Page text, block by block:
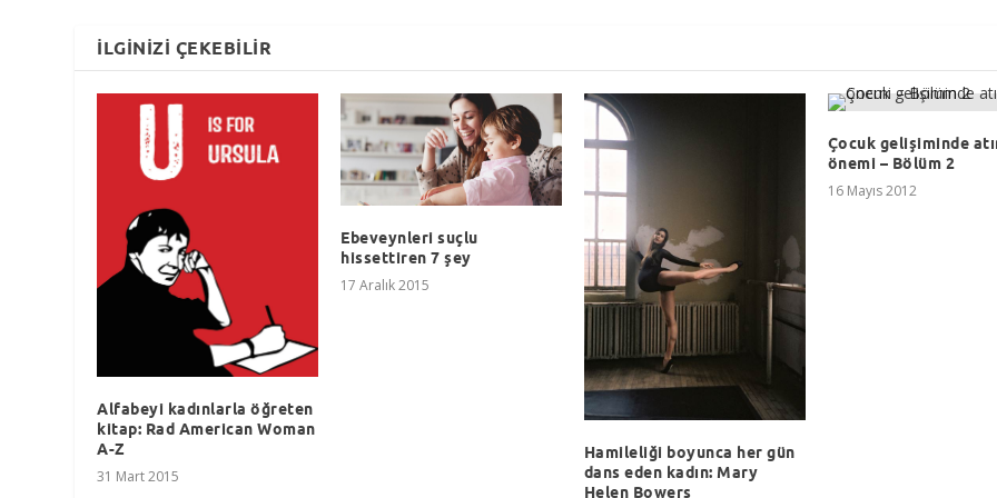
İLGINIZI ÇEKEBILIR
Alfabeyi kadınlarla öğreten
kitap: Rad American Woman
A-Z
31 Mart 2015
Ebeveynleri suçlu
hissettiren 7 şey
17 Aralık 2015
Hamileliği boyunca her gün
dans eden kadın: Mary
Helen Bowers
Çocuk gelişiminde
önemi – Bölüm 2
16 Mayıs 2012